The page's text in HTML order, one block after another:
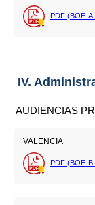
PDF (BOE-
IV.
AUDIENCIAS
VALENCIA
PDF (BOE-